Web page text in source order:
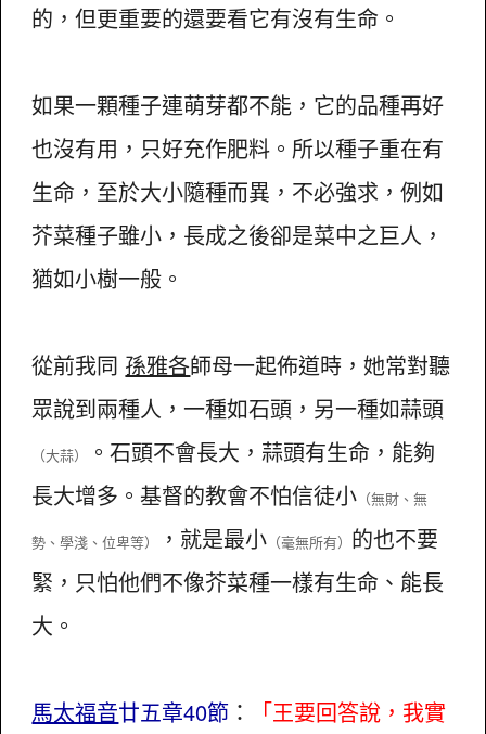
的，但更重要的還要看它有沒有生命。
如果一顆種子連萌芽都不能，它的品種再好
也沒有用，只好充作肥料。所以種子重在有
生命，至於大小隨種而異，不必強求，例如
芥菜種子雖小，長成之後卻是菜中之巨人，
猶如小樹一般。
從前我同 孫雅各師母一起佈道時，她常對聽
眾說到兩種人，一種如石頭，另一種如蒜頭
（大蒜）
。石頭不會長大，蒜頭有生命，能夠
長大增多。基督的教會不怕信徒小 （無財、無
勢、學淺、位卑等） ，就是最小 （毫無所有） 的也不要
緊，只怕他們不像芥菜種一樣有生命、能長
大。
馬太福音廿五章40節 ：
「王要回答說，我實